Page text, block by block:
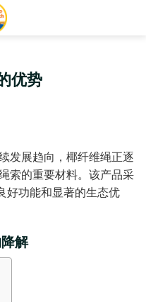
优势
发展趋向，椰纤维绳正逐
索的重要材料。该产品采
好功能和显著的生态优
解